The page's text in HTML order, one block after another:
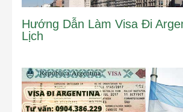
Hướng Dẫn Làm Visa Đi
Lịch